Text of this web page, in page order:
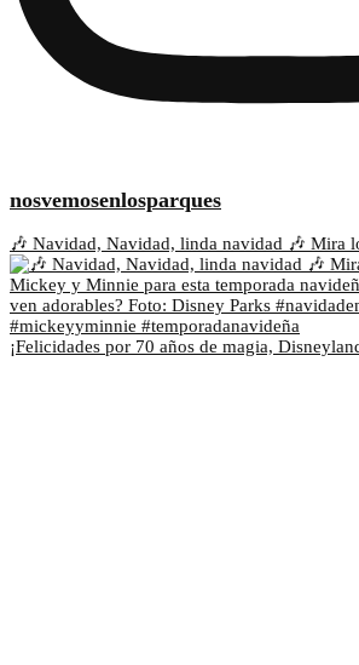
nosvemosenlosparques
🎶 Navidad, Navidad, linda navidad 🎶 Mira
¡Felicidades por 70 años de magia,